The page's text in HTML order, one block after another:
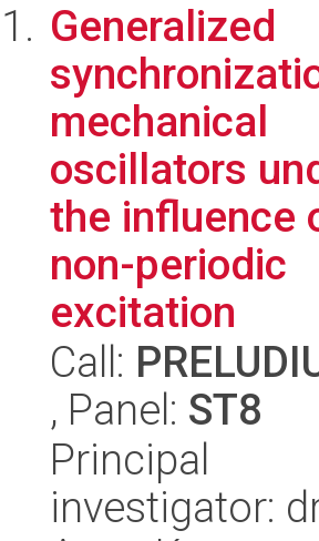
Generalized
mechanical
oscillators
the influence
non-periodic
excitation
Call:
, Panel: ST8
Principal
investigator: